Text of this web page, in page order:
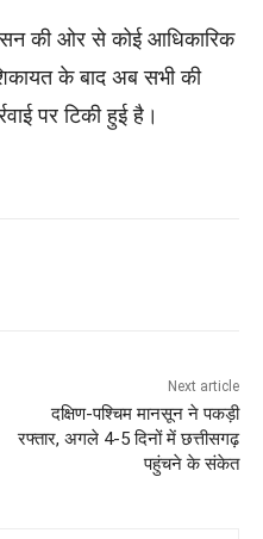
की ओर से कोई आधिकारिक
के बाद अब सभी की
पर टिकी हुई है।
Next article
दक्षिण-पश्चिम मानसून ने पकड़ी
रफ्तार, अगले 4-5 दिनों में छत्तीसगढ़
पहुंचने के संकेत